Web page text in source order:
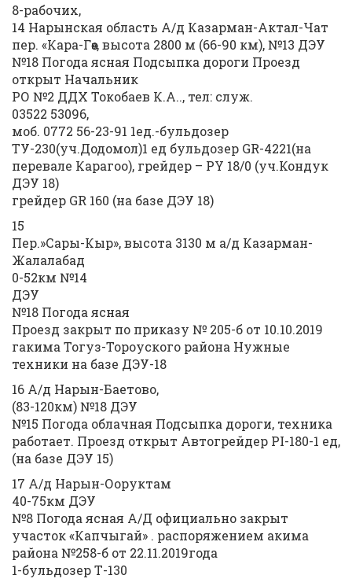
8-рабочих,
14 Нарынская область А/д Казарман-Актал-Чат
пер. «Кара-Гөө», высота 2800 м (66-90 км), №13 ДЭУ
№18 Погода ясная Подсыпка дороги Проезд
открыт Начальник
РО №2 ДДХ Токобаев К.А.., тел: служ.
03522 53096,
моб. 0772 56-23-91 1ед.-бульдозер
ТУ-230(уч.Додомол)1 ед бульдозер GR-4221(на
перевале Карагоо), грейдер – РY 18/0 (уч.Кондук
ДЭУ 18)
грейдер GR 160 (на базе ДЭУ 18)
15
Пер.»Сары-Кыр», высота 3130 м а/д Казарман-
Жалалабад
0-52км №14
ДЭУ
№18 Погода ясная
Проезд закрыт по приказу № 205-б от 10.10.2019
гакима Тогуз-Тороуского района Нужные
техники на базе ДЭУ-18
16 А/д Нарын-Баетово,
(83-120км) №18 ДЭУ
№15 Погода облачная Подсыпка дороги, техника
работает. Проезд открыт Автогрейдер PI-180-1 ед,
(на базе ДЭУ 15)
17 А/д Нарын-Ооруктам
40-75км ДЭУ
№8 Погода ясная А/Д официально закрыт
участок «Капчыгай» . распоряжением акима
района №258-б от 22.11.2019года
1-бульдозер Т-130